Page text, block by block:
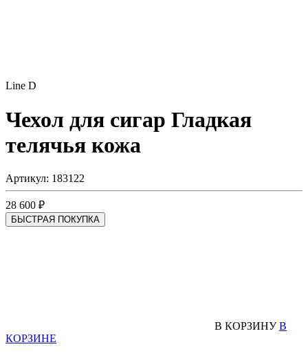
Line D
Чехол для сигар Гладкая
телячья кожа
Артикул: 183122
28 600 ₽
БЫСТРАЯ ПОКУПКА
В КОРЗИНУ В
КОРЗИНЕ